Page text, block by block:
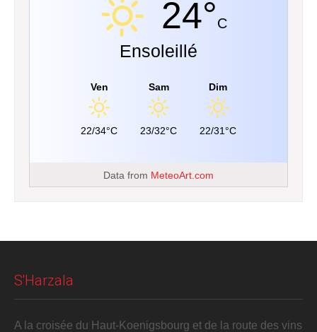
24°C
Ensoleillé
Ven
22/34°C
Sam
23/32°C
Dim
22/31°C
Data from MeteoArt.com
S'Harzala
A la croisée du Haut-Koenigsbourg et de la route des vins